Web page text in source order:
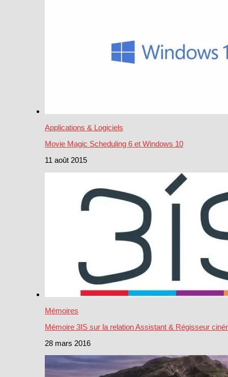
Applications & Logiciels
Movie Magic Scheduling 6 et Windows 10
11 août 2015
Mémoires
Mémoire 3IS sur la relation Assistant & Régisseur
28 mars 2016